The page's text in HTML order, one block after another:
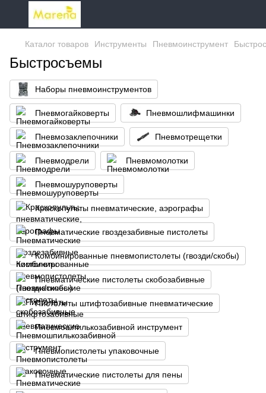
Каталог товаров Инструменты Пневмоинструмент
Быстросъемы
Наборы пневмоинструментов
Пневмогайковерты Пневмошлифмашинки
Пневмозаклепочники Пневмотрещетки
Пневмодрели Пневмомолотки
Пневмошуруповерты
Краскопульты пневматические, аэрографы
Пневматические гвоздезабивные пистолеты
Комбинированные пневмопистолеты (гвозди/скобы)
Пневматические пистолеты скобозабивные
Пистолеты штифтозабивные пневматические
Пневмошпилькозабивной инструмент
Пневмопистолеты упаковочные
Пневматические пистолеты для пены